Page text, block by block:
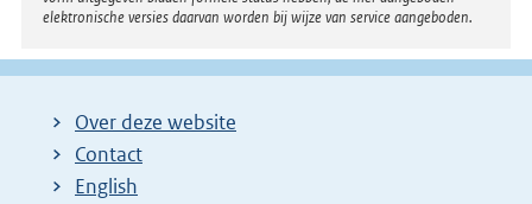
elektronische versies daarvan worden bij wijze van service aangeboden.
Over deze website
Contact
English